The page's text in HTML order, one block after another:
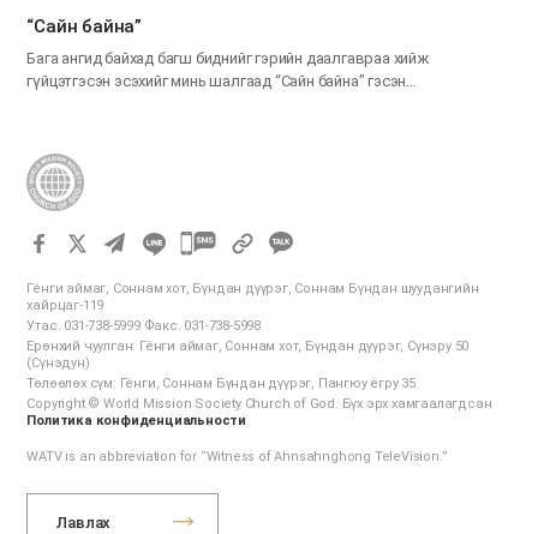
“Сайн байна”
Бага ангид байхад багш биднийг гэрийн даалгавраа хийж
гүйцэтгэсэн эсэхийг минь шалгаад “Сайн байна” гэсэн…
카
오
공
유
하
기
Гёнги аймаг, Соннам хот, Бүндан дүүрэг, Соннам Бүндан шуудангийн
хайрцаг-119
Утас. 031-738-5999 Факс. 031-738-5998
Ерөнхий чуулган: Гёнги аймаг, Соннам хот, Бүндан дүүрэг, Сүнэру 50
(Сүнэдун)
Төлөөлөх сүм: Гёнги, Соннам Бүндан дүүрэг, Пангюу ёгру 35
Copyright © World Mission Society Church of God. Бүх эрх хамгаалагдсан
Политика конфиденциальности
WATV is an abbreviation for “Witness of Ahnsahnghong TeleVision.”
Лавлах